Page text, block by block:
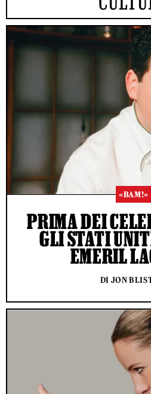
«BAM!»
PRIMA DEI
GLI STATI
EMERIL
DI JON